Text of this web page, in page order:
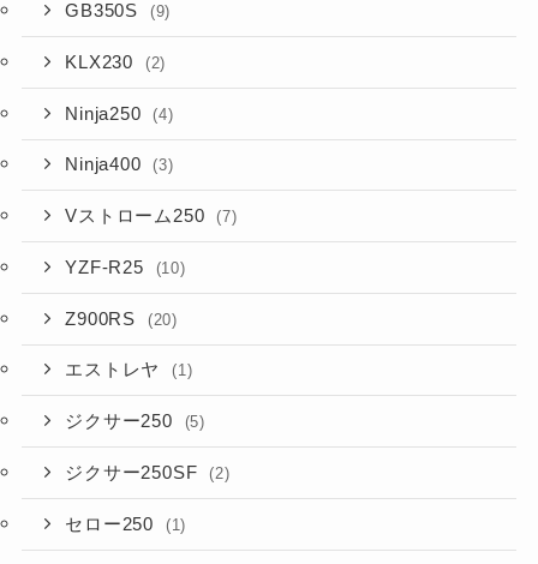
GB350S (9)
KLX230 (2)
Ninja250 (4)
Ninja400 (3)
Vストローム250 (7)
YZF-R25 (10)
Z900RS (20)
エストレヤ (1)
ジクサー250 (5)
ジクサー250SF (2)
セロー250 (1)